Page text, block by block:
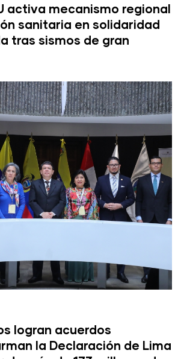
activa mecanismo regional
sanitaria en solidaridad
tras sismos de gran
logran acuerdos
la Declaración de Lima